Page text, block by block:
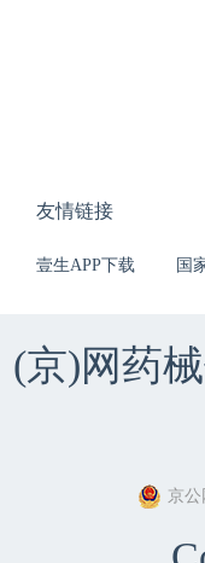
友情链接
壹生APP下载 国
(京)网药
京公